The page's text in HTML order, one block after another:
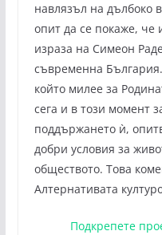
навлязъл на дълбоко
опит да се покаже, че
израза на Симеон
съвременна
който милее за
сега и в този момент
поддържането ѝ,
добри условия за
обществото. Това
Алтернативата
Подкрепете